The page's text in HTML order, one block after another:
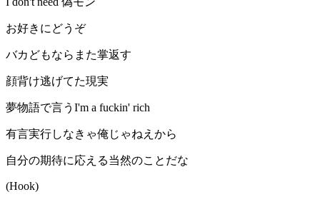
お好きにどうぞ
バカどもならまた掌返す
顔背け逃げてた現実
夢物語で言うI'm a fuckin' rich
有言実行しなきゃ俺じゃねえから
自分の期待に応える当然のことだな
(Hook)